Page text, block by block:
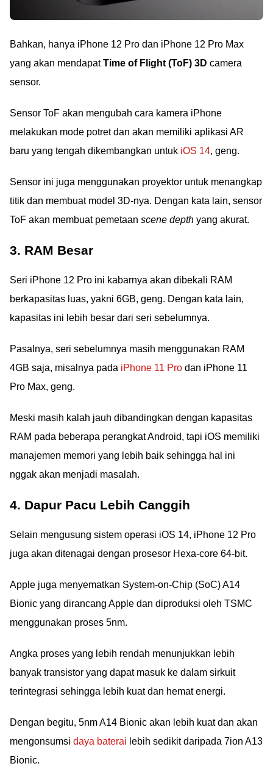
Bahkan, hanya iPhone 12 Pro dan iPhone 12 Pro Max
yang akan mendapatTime of Flight (ToF) 3D camera
sensor.
Sensor ToF akan mengubah cara kamera iPhone
melakukan mode potret dan akan memiliki aplikasi AR
baru yang tengah dikembangkan untuk iOS 14, geng.
Sensor ini juga menggunakan proyektor untuk menangkap
titik dan membuat model 3D-nya. Dengan kata lain, sensor
ToF akan membuat pemetaan scene depth yang akurat.
3. RAM Besar
Seri iPhone 12 Pro ini kabarnya akan dibekali RAM
berkapasitas luas, yakni 6GB, geng. Dengan kata lain,
kapasitas ini lebih besar dari seri sebelumnya.
Pasalnya, seri sebelumnya masih menggunakan RAM
4GB saja, misalnya pada iPhone 11 Pro dan iPhone 11
Pro Max, geng.
Meski masih kalah jauh dibandingkan dengan kapasitas
RAM pada beberapa perangkat Android, tapi iOS memiliki
manajemen memori yang lebih baik sehingga hal ini
nggak akan menjadi masalah.
4. Dapur Pacu Lebih Canggih
Selain mengusung sistem operasi iOS 14, iPhone 12 Pro
juga akan ditenagai dengan prosesor Hexa-core 64-bit.
Apple juga menyematkan System-on-Chip (SoC) A14
Bionic yang dirancang Apple dan diproduksi oleh TSMC
menggunakan proses 5nm.
Angka proses yang lebih rendah menunjukkan lebih
banyak transistor yang dapat masuk ke dalam sirkuit
terintegrasi sehingga lebih kuat dan hemat energi.
Dengan begitu, 5nm A14 Bionic akan lebih kuat dan akan
mengonsumsi daya baterai lebih sedikit daripada 7ion A13
Bionic.